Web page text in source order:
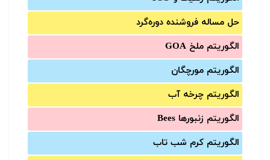
حل مساله فروشنده دوره‌گرد
الگوریتم ملخ GOA
الگوریتم مورچگان
الگوریتم چرخه آب
الگوریتم زنبورها Bees
الگوریتم کرم شب تاب